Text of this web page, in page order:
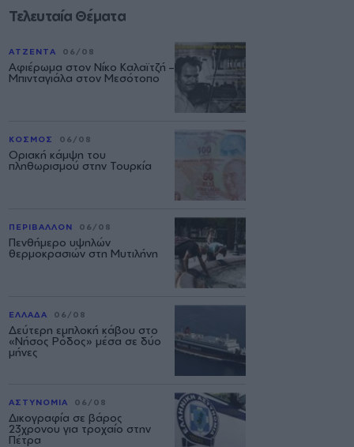
Τελευταία Θέματα
ΑΤΖΕΝΤΑ 06/08
Αφιέρωμα στον Νίκο Καλαϊτζή –
Μπινταγιάλα στον Μεσότοπο
ΚΟΣΜΟΣ 06/08
Οριακή κάμψη του
πληθωρισμού στην Τουρκία
ΠΕΡΙΒΑΛΛΟΝ 06/08
Πενθήμερο υψηλών
θερμοκρασιών στη Μυτιλήνη
ΕΛΛΑΔΑ 06/08
Δεύτερη εμπλοκή κάβου στο
«Νήσος Ρόδος» μέσα σε δύο
μήνες
ΑΣΤΥΝΟΜΙΑ 06/08
Δικογραφία σε βάρος
23χρονου για τροχαίο στην
Πέτρα